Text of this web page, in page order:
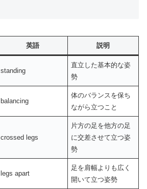
英語 説明
standing
直立した基本的な姿
勢
balancing
体のバランスを保ち
ながら立つこと
crossed legs
片方の足を他方の足
に交差させて立つ姿
勢
legs apart
足を肩幅よりも広く
開いて立つ姿勢